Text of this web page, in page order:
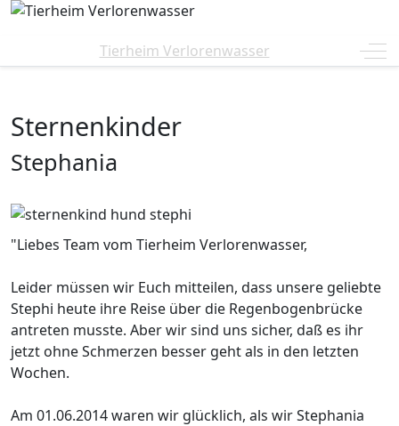
Tierheim Verlorenwasser
Sternenkinder
Stephania
"Liebes Team vom Tierheim Verlorenwasser,
Leider müssen wir Euch mitteilen, dass unsere geliebte
Stephi heute ihre Reise über die Regenbogenbrücke
antreten musste. Aber wir sind uns sicher, daß es ihr
jetzt ohne Schmerzen besser geht als in den letzten
Wochen.
Am 01.06.2014 waren wir glücklich, als wir Stephania